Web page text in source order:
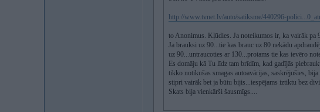
http://www.tvnet.lv/auto/satiksme/440296-
to Anonimus. Kļūdies. Ja noteikumos ir, ka vairāk pa
Ja brauksi uz 90...tie kas brauc uz 80 nekādu
uz 90...untraucoties ar 130...protams tie kas ievēro
Es domāju kā Tu līdz tam brīdīm, kad gadījās
tikko notikušas smagas autoavārijas, saskrējušies,
stipri vairāk bet ja būtu bijis...iespējams iztiktu bez
Skats bija vienkārši šausmīgs....